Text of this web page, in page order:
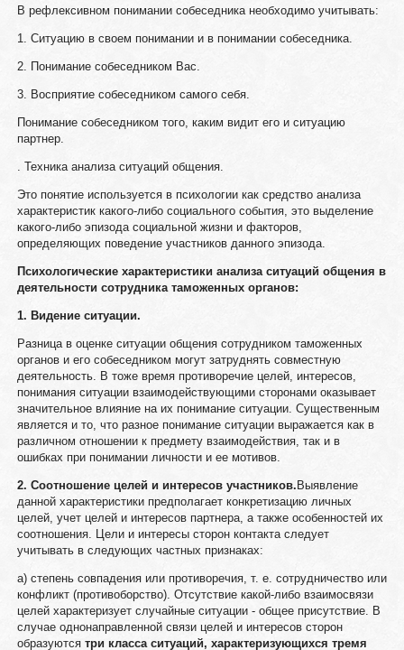
В рефлексивном понимании собеседника необходимо учитывать:
1. Ситуацию в своем понимании и в понимании собеседника.
2. Понимание собеседником Вас.
3. Восприятие собеседником самого себя.
Понимание собеседником того, каким видит его и ситуацию
партнер.
. Техника анализа ситуаций общения.
Это понятие используется в психологии как средство анализа
характеристик какого-либо социального события, это выделение
какого-либо эпизода социальной жизни и факторов,
определяющих поведение участников данного эпизода.
Психологические характеристики анализа ситуаций общения в
деятельности сотрудника таможенных органов:
1. Видение ситуации.
Разница в оценке ситуации общения сотрудником таможенных
органов и его собеседником могут затруднять совместную
деятельность. В тоже время противоречие целей, интересов,
понимания ситуации взаимодействующими сторонами оказывает
значительное влияние на их понимание ситуации. Существенным
является и то, что разное понимание ситуации выражается как в
различном отношении к предмету взаимодействия, так и в
ошибках при понимании личности и ее мотивов.
2. Соотношение целей и интересов участников. Выявление
данной характеристики предполагает конкретизацию личных
целей, учет целей и интересов партнера, а также особенностей их
соотношения. Цели и интересы сторон контакта следует
учитывать в следующих частных признаках:
а) степень совпадения или противоречия, т. е. сотрудничество или
конфликт (противоборство). Отсутствие какой-либо взаимосвязи
целей характеризует случайные ситуации - общее присутствие. В
случае однонаправленной связи целей и интересов сторон
образуются три класса ситуаций, характеризующихся тремя